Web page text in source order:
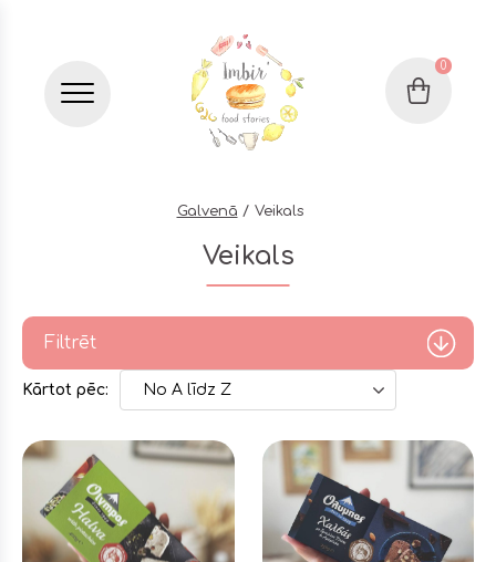
Бургер меню Grozs
0
Galvenā Veikals
Veikals
Filtrēt
Kārtot pēc: No A līdz Z